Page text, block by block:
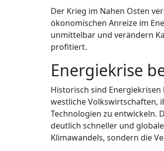
Der Krieg im Nahen Osten
ökonomischen Anreize im
unmittelbar und verändern
profitiert.
Energiekrise
Historisch sind
westliche Volkswirtschaften,
Technologien zu entwickeln.
deutlich schneller und
Klimawandels, sondern die